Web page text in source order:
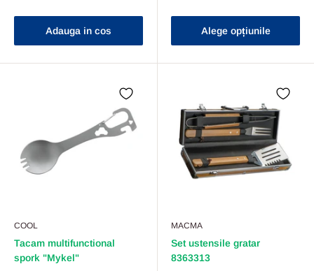
Adauga in cos Alege opțiunile
COOL
Tacam multifunctional
spork "Mykel"
MACMA
Set ustensile gratar
8363313